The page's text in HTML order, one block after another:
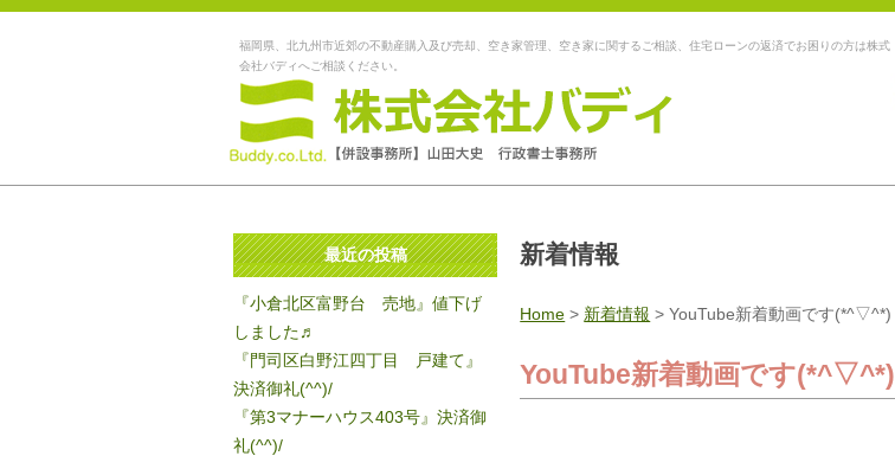
福岡県、北九州市近郊の不動産購入及び売却、空き家管理、空き家に関するご相談、住宅ローンの返済でお困りの方は株式
会社バディへご相談ください。
新着情報
Home > 新着情報 >YouTube新着動画です(*^▽^*)
YouTube新着動画です(*^▽^*)
最近の投稿
『小倉北区富野台 売地』値下げ
しました♬
『門司区白野江四丁目 戸建て』
決済御礼(^^)/
『第3マナーハウス403号』決済御
礼(^^)/